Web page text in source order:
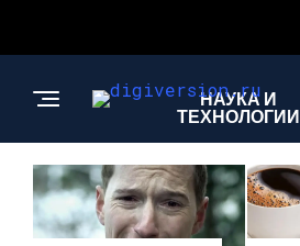
НАУКА И
ТЕХНОЛОГИИ